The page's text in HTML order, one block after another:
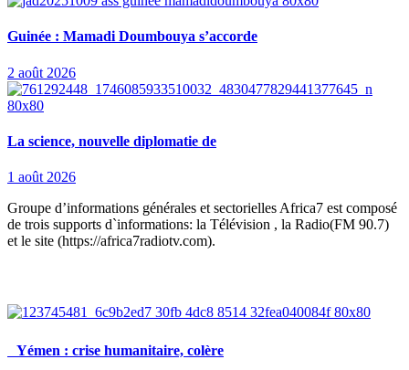
Guinée : Mamadi Doumbouya s’accorde
2 août 2026
La science, nouvelle diplomatie de
1 août 2026
Groupe d’informations générales et sectorielles Africa7 est composé
de trois supports d`informations: la Télévision , la Radio(FM 90.7)
et le site (https://africa7radiotv.com).
Yémen : crise humanitaire, colère